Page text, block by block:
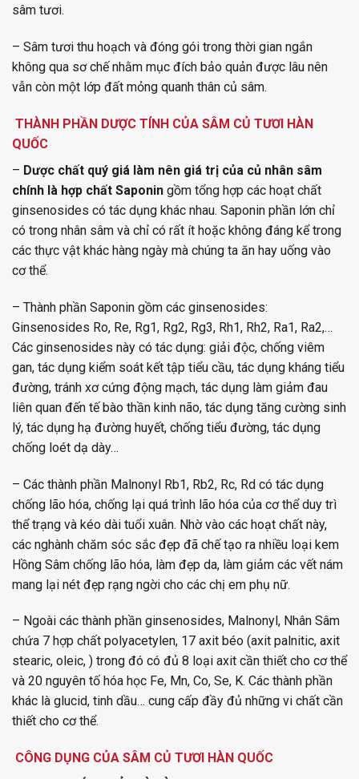
sâm tươi.
– Sâm tươi thu hoạch và đóng gói trong thời gian ngắn
không qua sơ chế nhằm mục đích bảo quản được lâu nên
vẫn còn một lớp đất mỏng quanh thân củ sâm.
THÀNH PHẦN DƯỢC TÍNH CỦA SÂM CỦ TƯƠI HÀN
QUỐC
– Dược chất quý giá làm nên giá trị của củ nhân sâm
chính là hợp chất Saponin gồm tổng hợp các hoạt chất
ginsenosides có tác dụng khác nhau. Saponin phần lớn chỉ
có trong nhân sâm và chỉ có rất ít hoặc không đáng kể trong
các thực vật khác hàng ngày mà chúng ta ăn hay uống vào
cơ thể.
– Thành phần Saponin gồm các ginsenosides:
Ginsenosides Ro, Re, Rg1, Rg2, Rg3, Rh1, Rh2, Ra1, Ra2,…
Các ginsenosides này có tác dụng: giải độc, chống viêm
gan, tác dụng kiểm soát kết tập tiểu cầu, tác dụng kháng tiểu
đường, tránh xơ cứng động mạch, tác dụng làm giảm đau
liên quan đến tế bào thần kinh não, tác dụng tăng cường sinh
lý, tác dụng hạ đường huyết, chống tiểu đường, tác dụng
chống loét dạ dày…
– Các thành phần Malnonyl Rb1, Rb2, Rc, Rd có tác dụng
chống lão hóa, chống lại quá trình lão hóa của cơ thể duy trì
thể trạng và kéo dài tuổi xuân. Nhờ vào các hoạt chất này,
các nghành chăm sóc sắc đẹp đã chế tạo ra nhiều loại kem
Hồng Sâm chống lão hóa, làm đẹp da, làm giảm các vết nám
mang lại nét đẹp rạng ngời cho các chị em phụ nữ.
– Ngoài các thành phần ginsenosides, Malnonyl, Nhân Sâm
chứa 7 hợp chất polyacetylen, 17 axit béo (axit palnitic, axit
stearic, oleic, ) trong đó có đủ 8 loại axit cần thiết cho cơ thể
và 20 nguyên tố hóa học Fe, Mn, Co, Se, K. Các thành phần
khác là glucid, tinh dầu… cung cấp đầy đủ những vi chất cần
thiết cho cơ thể.
CÔNG DỤNG CỦA SÂM CỦ TƯƠI HÀN QUỐC